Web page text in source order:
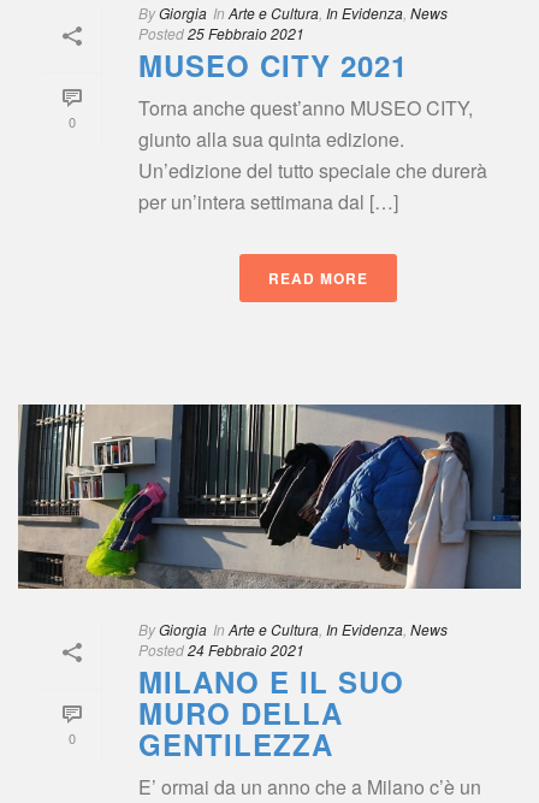
0
ByGiorgia In Arte e Cultura In Evidenza New
Posted25 Febbraio 2021
MUSEO CITY 2021
Torna anche quest’anno MUSEO CITY,
giunto alla sua quinta edizione.
Un’edizione del tutto speciale che durerà
per un’intera settimana dal […]
READ MORE
0
ByGiorgia In Arte e Cultura In Evidenza New
Posted24 Febbraio 2021
MILANO E IL SUO
MURO DELLA
GENTILEZZA
E’ ormai da un anno che a Milano c’è un